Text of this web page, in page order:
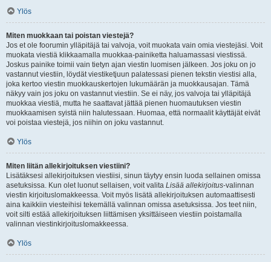
Ylös
Miten muokkaan tai poistan viestejä?
Jos et ole foorumin ylläpitäjä tai valvoja, voit muokata vain omia viestejäsi. Voit
muokata viestiä klikkaamalla muokkaa-painiketta haluamassasi viestissä.
Joskus painike toimii vain tietyn ajan viestin luomisen jälkeen. Jos joku on jo
vastannut viestiin, löydät viestiketjuun palatessasi pienen tekstin viestisi alla,
joka kertoo viestin muokkauskertojen lukumäärän ja muokkausajan. Tämä
näkyy vain jos joku on vastannut viestiin. Se ei näy, jos valvoja tai ylläpitäjä
muokkaa viestiä, mutta he saattavat jättää pienen huomautuksen viestin
muokkaamisen syistä niin halutessaan. Huomaa, että normaalit käyttäjät eivät
voi poistaa viestejä, jos niihin on joku vastannut.
Ylös
Miten liitän allekirjoituksen viestiini?
Lisätäksesi allekirjoituksen viestiisi, sinun täytyy ensin luoda sellainen omissa
asetuksissa. Kun olet luonut sellaisen, voit valita Lisää allekirjoitus-valinnan
viestin kirjoituslomakkeessa. Voit myös lisätä allekirjoituksen automaattisesti
aina kaikkiin viesteihisi tekemällä valinnan omissa asetuksissa. Jos teet niin,
voit silti estää allekirjoituksen liittämisen yksittäiseen viestiin poistamalla
valinnan viestinkirjoituslomakkeessa.
Ylös